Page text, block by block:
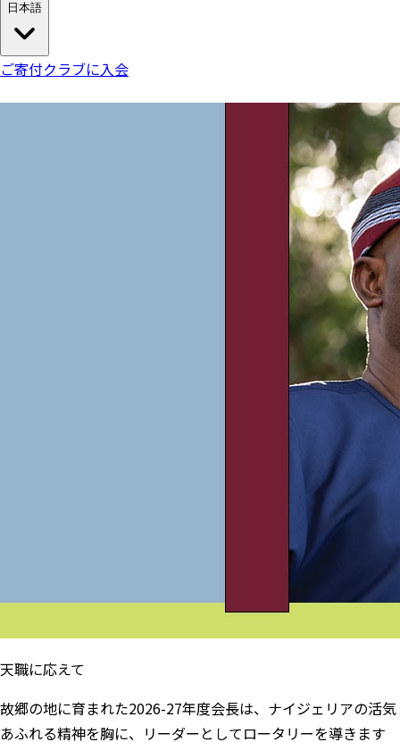
日本語
ご寄付クラブに入会
天職に応えて
故郷の地に育まれた2026-27年度会長は、ナイジェリアの活気
あふれる精神を胸に、リーダーとしてロータリーを導きます